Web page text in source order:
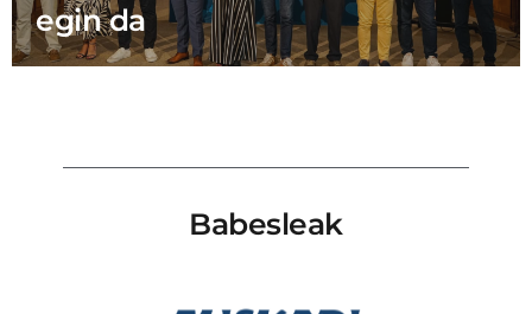
egin da
Babesleak